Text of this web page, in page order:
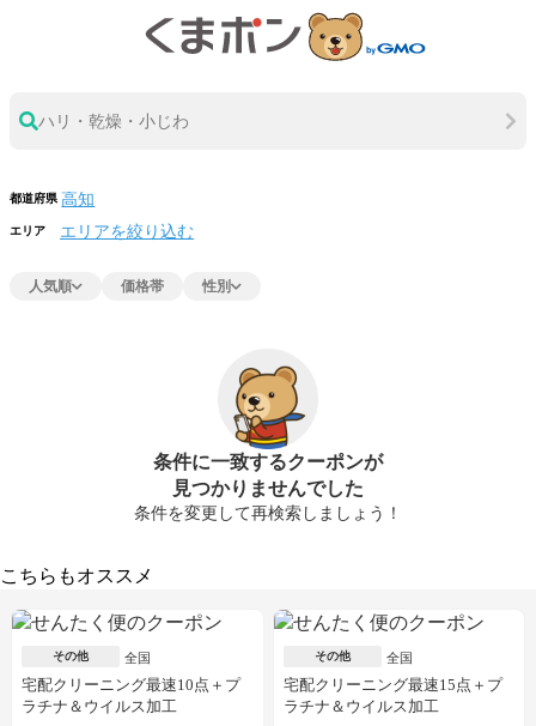
ハリ・乾燥・小じわ
都道府県
エリア エリアを絞り込む
人気順 価格帯 性別
条件に一致するクーポンが
見つかりませんでした
条件を変更して再検索しましょう！
こちらもオススメ
その他 全国
宅配クリーニング最速10点＋プ
ラチナ＆ウイルス加工
その他 全国
宅配クリーニング最速15点＋プ
ラチナ＆ウイルス加工